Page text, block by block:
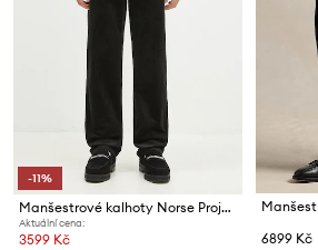
-11%
Manšestrové kalhoty Norse Projects Aros
Aktuální cena:
3599 Kč
6899 Kč